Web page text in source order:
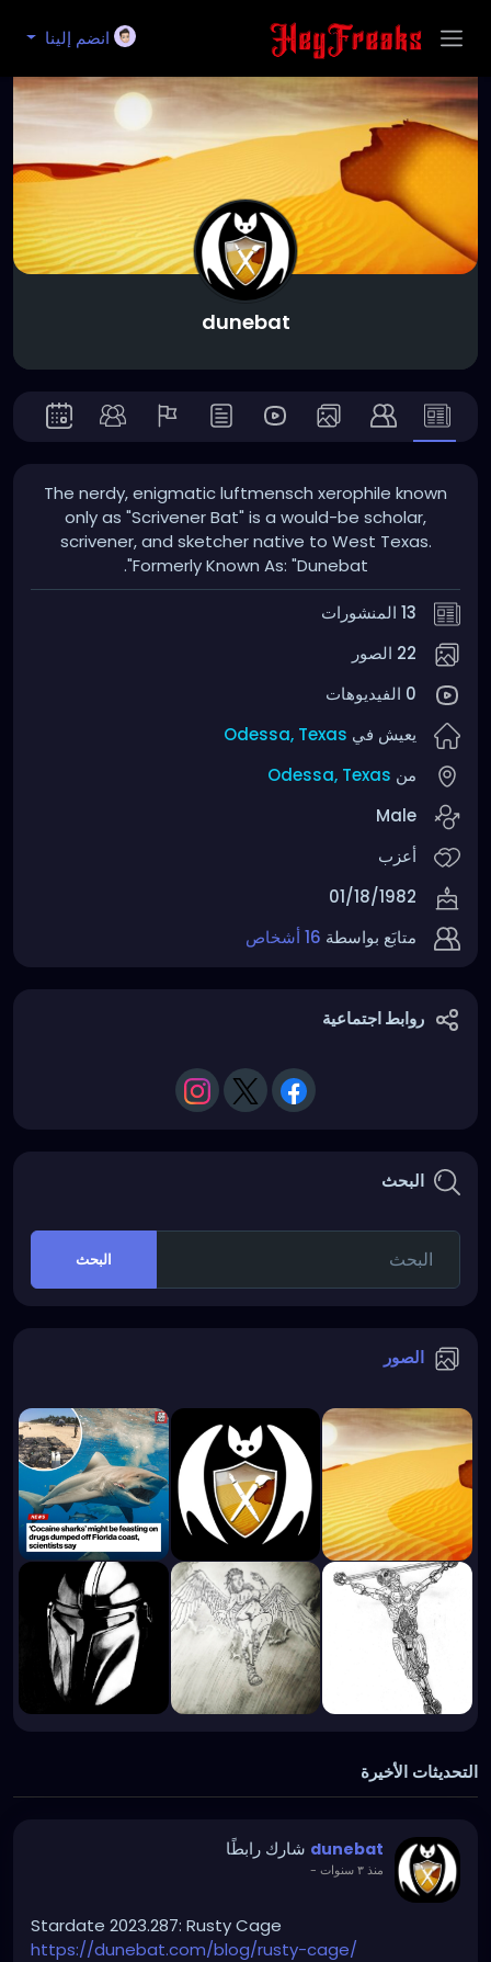
انضم إلينا
dunebat
The nerdy, enigmatic luftmensch xerophile known
only as "Scrivener Bat" is a would-be scholar,
scrivener, and sketcher native to West Texas.
Formerly Known As: "Dunebat".
13 المنشورات
22 الصور
0 الفيديوهات
يعيش في Odessa, Texas
من Odessa, Texas
Male
أعزب
01/18/1982
متابَع بواسطة 16 أشخاص
روابط اجتماعية
البحث
البحث
الصور
التحديثات الأخيرة
dunebat شارك رابطًا
منذ ٣ سنوات -
Stardate 2023.287: Rusty Cage
https://dunebat.com/blog/rusty-cage/